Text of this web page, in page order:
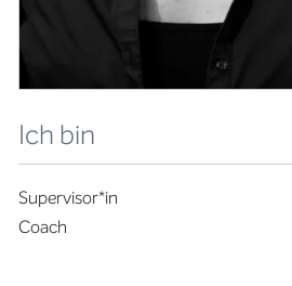
Ich bin
Supervisor*in
Coach